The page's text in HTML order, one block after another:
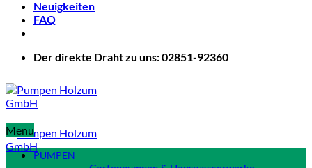
Neuigkeiten
FAQ
Der direkte Draht zu uns: 02851-92360
Menu
PUMPEN